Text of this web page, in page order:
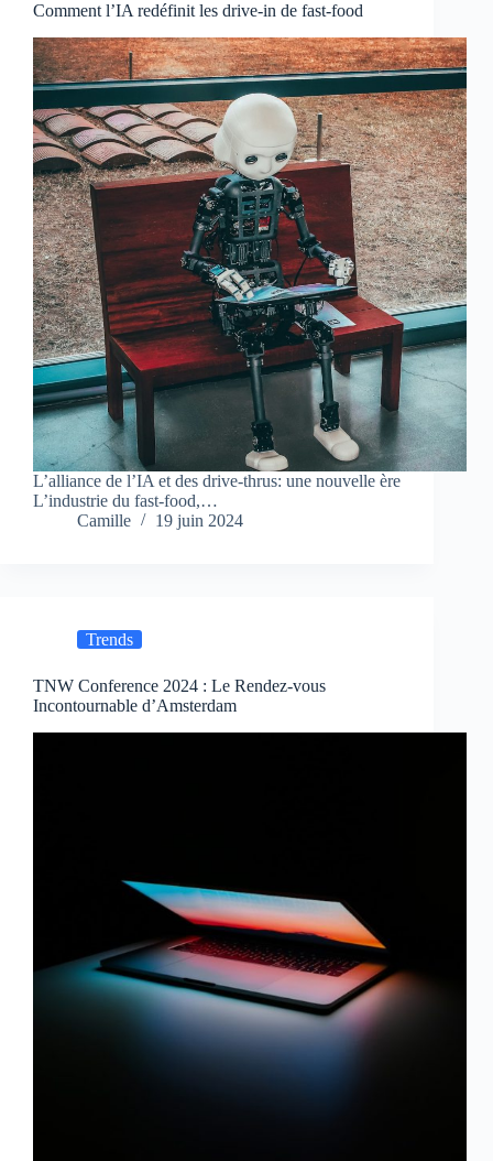
Comment l’IA redéfinit les drive-in de fast-food
L’alliance de l’IA et des drive-thrus: une nouvelle ère
L’industrie du fast-food,…
Camille
19 juin 2024
Trends
TNW Conference 2024 : Le Rendez-vous
Incontournable d’Amsterdam